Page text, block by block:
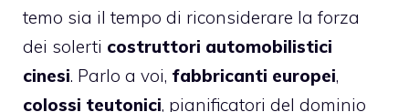
temo sia il tempo di riconsiderare la forza
dei solerti costruttori automobilistici
cinesi. Parlo a voi, fabbricanti europei,
colossi teutonici, pianificatori del dominio